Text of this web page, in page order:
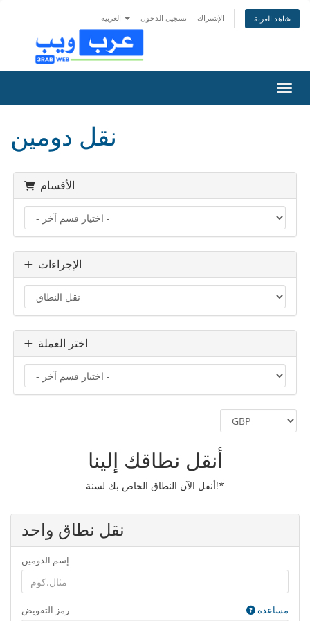
تسجيل الدخول الإشتراك شاهد العربة
نقل دومين
الأقسام
الإجراءات
اختر العملة
أنقل نطاقك إلينا
أنقل الآن النطاق الخاص بك لسنة!*
نقل نطاق واحد
إسم الدومين
رمز التفويض مساعدة